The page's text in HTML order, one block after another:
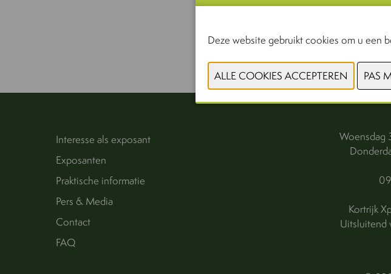
Interesse als exposant
Exposanten
Praktische informatie
Pers & Media
Contact
FAQ
Woensdag
Kortrijk
Uitsluitend
Deze website gebruikt cookies om u een